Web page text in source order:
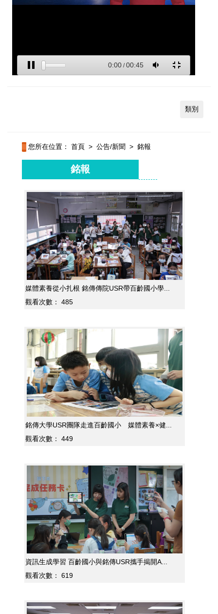
類別
您所在位置： 首頁 > 公告/新聞 > 銘報
銘報
媒體素養從小扎根 銘傳傳院USR帶百齡國小學...
觀看次數：
485
銘傳大學USR團隊走進百齡國小 媒體素養×健...
觀看次數：
449
資訊生成學習 百齡國小與銘傳USR攜手揭開A...
觀看次數：
619